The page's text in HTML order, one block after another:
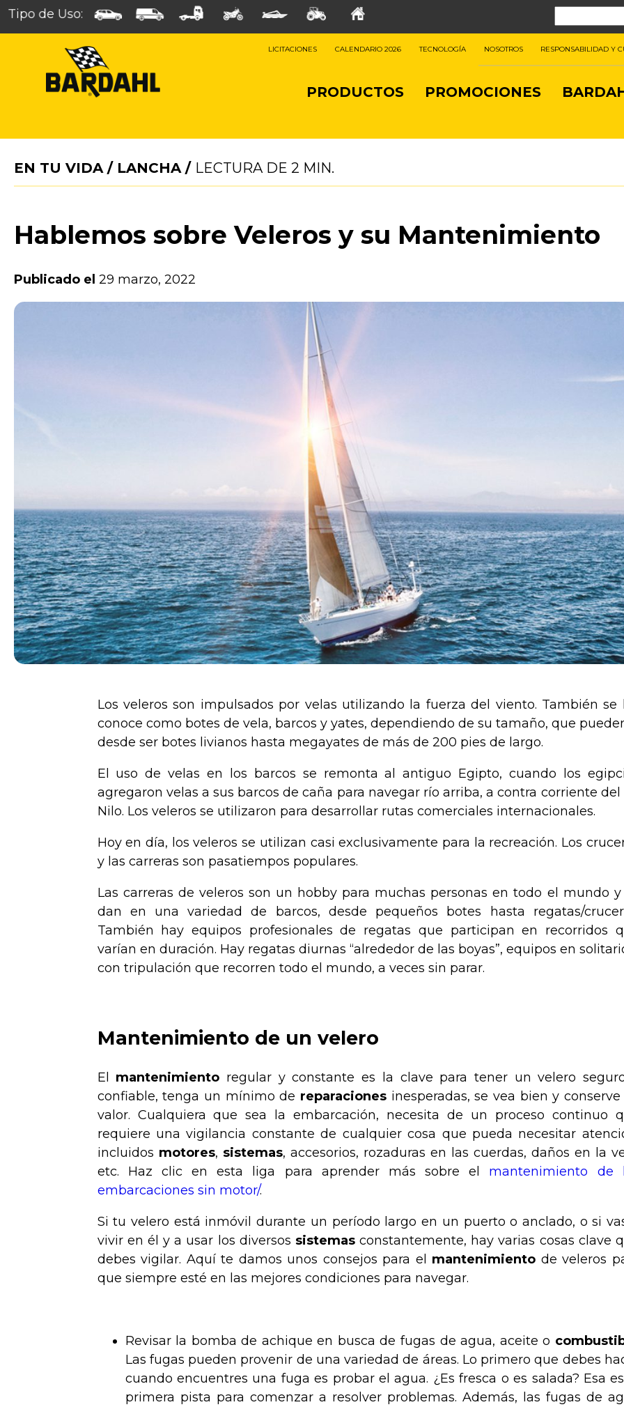
Tipo de Uso:
LICITACIONES CALENDARIO 2026 TECNOLOGÍA NOSOTROS RESPONSABILIDAD Y
PRODUCTOS PROMOCIONES
EN TU VIDA/ LANCHA/ LECTURA DE 2 MIN.
Hablemos sobre Veleros y su Mantenimiento
Publicado el 29 marzo, 2022
Los veleros son impulsados por velas utilizando la fuerza del viento. También se
conoce como botes de vela, barcos y yates, dependiendo de su tamaño, que
desde ser botes livianos hasta megayates de más de 200 pies de largo.
El uso de velas en los barcos se remonta al antiguo Egipto, cuando los
agregaron velas a sus barcos de caña para navegar río arriba, a contra corriente del
Nilo. Los veleros se utilizaron para desarrollar rutas comerciales internacionales.
Hoy en día, los veleros se utilizan casi exclusivamente para la recreación. Los
y las carreras son pasatiempos populares.
Las carreras de veleros son un hobby para muchas personas en todo el mundo y
dan en una variedad de barcos, desde pequeños botes hasta regatas/
También hay equipos profesionales de regatas que participan en recorridos
varían en duración. Hay regatas diurnas “alrededor de las boyas”, equipos en
con tripulación que recorren todo el mundo, a veces sin parar.
Mantenimiento de un velero
El mantenimiento regular y constante es la clave para tener un velero
confiable, tenga un mínimo de reparaciones inesperadas, se vea bien y conserve
valor. Cualquiera que sea la embarcación, necesita de un proceso continuo
requiere una vigilancia constante de cualquier cosa que pueda necesitar
incluidos motores, sistemas, accesorios, rozaduras en las cuerdas, daños en la
etc. Haz clic en esta liga para aprender más sobre el mantenimiento de
embarcaciones sin motor/.
Si tu velero está inmóvil durante un período largo en un puerto o anclado, o si
vivir en él y a usar los diversos sistemasconstantemente, hay varias cosas clave
debes vigilar. Aquí te damos unos consejos para el mantenimiento de veleros
que siempre esté en las mejores condiciones para navegar.
Revisar la bomba de achique en busca de fugas de agua, aceite o
Las fugas pueden provenir de una variedad de áreas. Lo primero que debes
cuando encuentres una fuga es probar el agua. ¿Es fresca o es salada? Esa
primera pista para comenzar a resolver problemas. Además, las fugas de